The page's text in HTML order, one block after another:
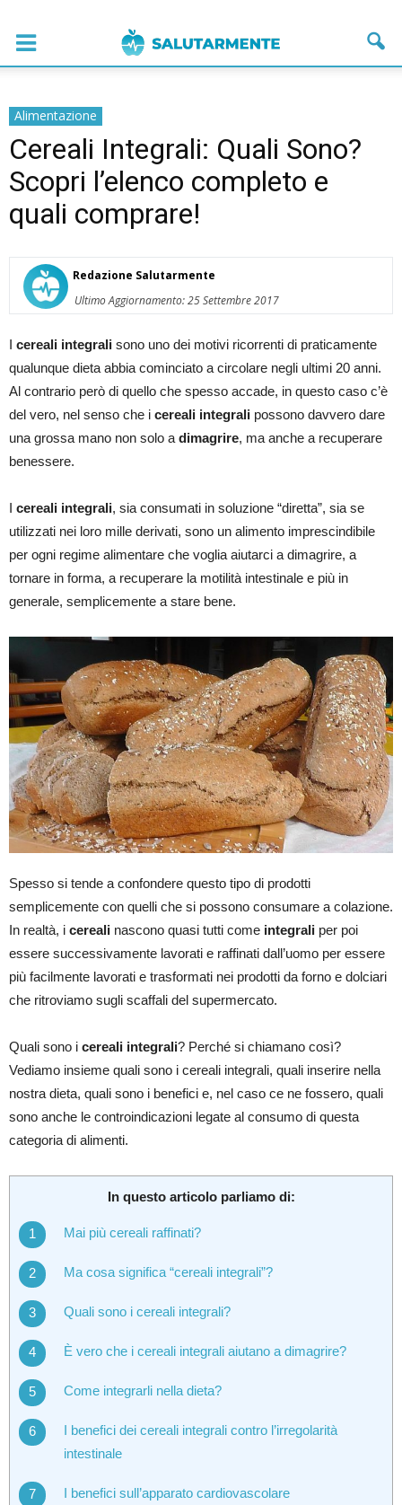
Alimentazione
Cereali Integrali: Quali Sono?
Scopri l’elenco completo e
quali comprare!
Redazione Salutarmente
Ultimo Aggiornamento: 25 Settembre 2017
I cereali integrali sono uno dei motivi ricorrenti di praticamente
qualunque dieta abbia cominciato a circolare negli ultimi 20 anni.
Al contrario però di quello che spesso accade, in questo caso c’è
del vero, nel senso che i cereali integrali possono davvero dare
una grossa mano non solo a dimagrire, ma anche a recuperare
benessere.
I cereali integrali, sia consumati in soluzione “diretta”, sia se
utilizzati nei loro mille derivati, sono un alimento imprescindibile
per ogni regime alimentare che voglia aiutarci a dimagrire, a
tornare in forma, a recuperare la motilità intestinale e più in
generale, semplicemente a stare bene.
Spesso si tende a confondere questo tipo di prodotti
semplicemente con quelli che si possono consumare a colazione.
In realtà, i cereali nascono quasi tutti come integrali per poi
essere successivamente lavorati e raffinati dall’uomo per essere
più facilmente lavorati e trasformati nei prodotti da forno e dolciari
che ritroviamo sugli scaffali del supermercato.
Quali sono i cereali integrali? Perché si chiamano così?
Vediamo insieme quali sono i cereali integrali, quali inserire nella
nostra dieta, quali sono i benefici e, nel caso ce ne fossero, quali
sono anche le controindicazioni legate al consumo di questa
categoria di alimenti.
In questo articolo parliamo di:
Mai più cereali raffinati?
Ma cosa significa “cereali integrali”?
Quali sono i cereali integrali?
È vero che i cereali integrali aiutano a dimagrire?
Come integrarli nella dieta?
I benefici dei cereali integrali contro l’irregolarità
intestinale
I benefici sull’apparato cardiovascolare